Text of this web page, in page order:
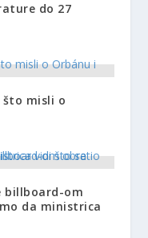
do 27
što misli o
billboard-om
da ministrica